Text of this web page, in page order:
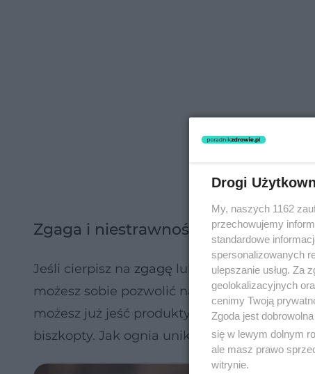
Zgaga i niestrawność
Jeśli cierpisz na zgagę lub niestrawność,
możesz sobie pozwolić na płyny, które
możesz już jeść produkty stałe, wybieraj
biszkopty. Jak ognia unikaj tłustych
Drogi
My, naszych 1162
przechowujemy
standardowe
spersonalizowanych
ulepszanie usług. Za
geolokalizacyjnych
cenimy Twoją
Zgoda jest
się w lewym dolnym
ale masz prawo
witrynie.